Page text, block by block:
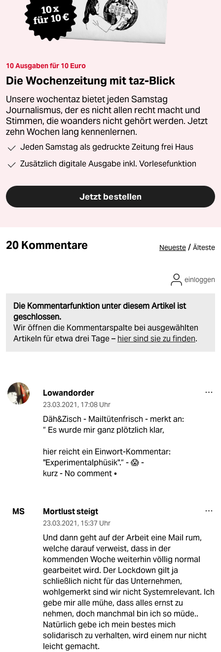
10 Ausgaben für 10 Euro
Die Wochenzeitung mit taz-Blick
Unsere wochentaz bietet jeden Samstag
Journalismus, der es nicht allen recht macht und
Stimmen, die woanders nicht gehört werden. Jetzt
zehn Wochen lang kennenlernen.
Jeden Samstag als gedruckte Zeitung frei Haus
Zusätzlich digitale Ausgabe inkl. Vorlesefunktion
Jetzt bestellen
20 Kommentare Neueste / Älteste
Die Kommentarfunktion unter diesem Artikel ist
geschlossen.
Wir öffnen die Kommentarspalte bei ausgewählten
Artikeln für etwa drei Tage – hier sind sie zu finden.
einloggen
Lowandorder
23.03.2021, 17:08 Uhr
Däh&Zisch - Mailtütenfrisch - merkt an:
“ Es wurde mir ganz plötzlich klar,
hier reicht ein Einwort-Kommentar:
"Experimentalphüsik".“ - 😱 -
kurz - No comment •
MS Mortlust steigt
23.03.2021, 15:37 Uhr
Und dann geht auf der Arbeit eine Mail rum,
welche darauf verweist, dass in der
kommenden Woche weiterhin völlig normal
gearbeitet wird. Der Lockdown gilt ja
schließlich nicht für das Unternehmen,
wohlgemerkt sind wir nicht Systemrelevant. Ich
gebe mir alle mühe, dass alles ernst zu
nehmen, doch manchmal bin ich so müde..
Natürlich gebe ich mein bestes mich
solidarisch zu verhalten, wird einem nur nicht
leicht gemacht.